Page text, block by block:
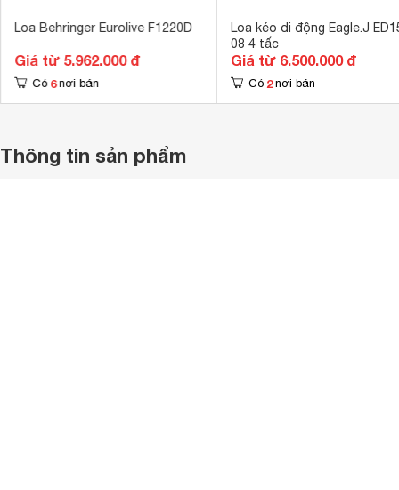
Loa Behringer Eurolive F1220D
Giá từ 5.962.000 đ
Có 6 nơi bán
Loa kéo di động Eagle.J
08 4 tấc
Giá từ 6.500.000 đ
Có 2 nơi bán
Thông tin sản phẩm